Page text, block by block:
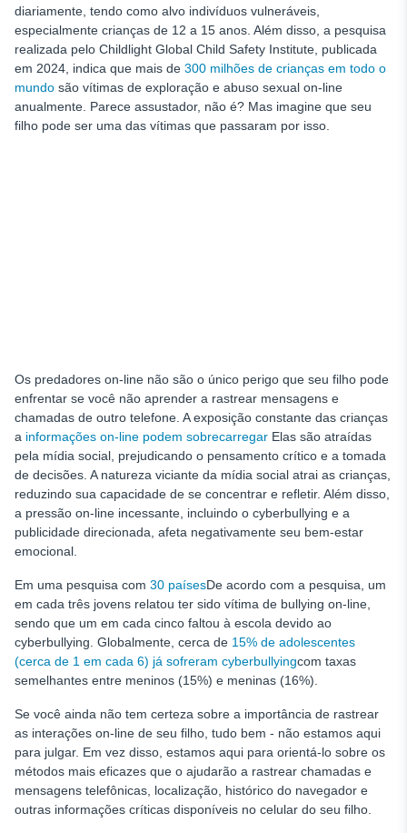
diariamente, tendo como alvo indivíduos vulneráveis,
especialmente crianças de 12 a 15 anos. Além disso, a pesquisa
realizada pelo Childlight Global Child Safety Institute, publicada
em 2024, indica que mais de 300 milhões de crianças em todo o
mundo são vítimas de exploração e abuso sexual on-line
anualmente. Parece assustador, não é? Mas imagine que seu
filho pode ser uma das vítimas que passaram por isso.
Os predadores on-line não são o único perigo que seu filho pode
enfrentar se você não aprender a rastrear mensagens e
chamadas de outro telefone. A exposição constante das crianças
a informações on-line podem sobrecarregar Elas são atraídas
pela mídia social, prejudicando o pensamento crítico e a tomada
de decisões. A natureza viciante da mídia social atrai as crianças,
reduzindo sua capacidade de se concentrar e refletir. Além disso,
a pressão on-line incessante, incluindo o cyberbullying e a
publicidade direcionada, afeta negativamente seu bem-estar
emocional.
Em uma pesquisa com 30 paísesDe acordo com a pesquisa, um
em cada três jovens relatou ter sido vítima de bullying on-line,
sendo que um em cada cinco faltou à escola devido ao
cyberbullying. Globalmente, cerca de 15% de adolescentes
(cerca de 1 em cada 6) já sofreram cyberbullyingcom taxas
semelhantes entre meninos (15%) e meninas (16%).
Se você ainda não tem certeza sobre a importância de rastrear
as interações on-line de seu filho, tudo bem - não estamos aqui
para julgar. Em vez disso, estamos aqui para orientá-lo sobre os
métodos mais eficazes que o ajudarão a rastrear chamadas e
mensagens telefônicas, localização, histórico do navegador e
outras informações críticas disponíveis no celular do seu filho.